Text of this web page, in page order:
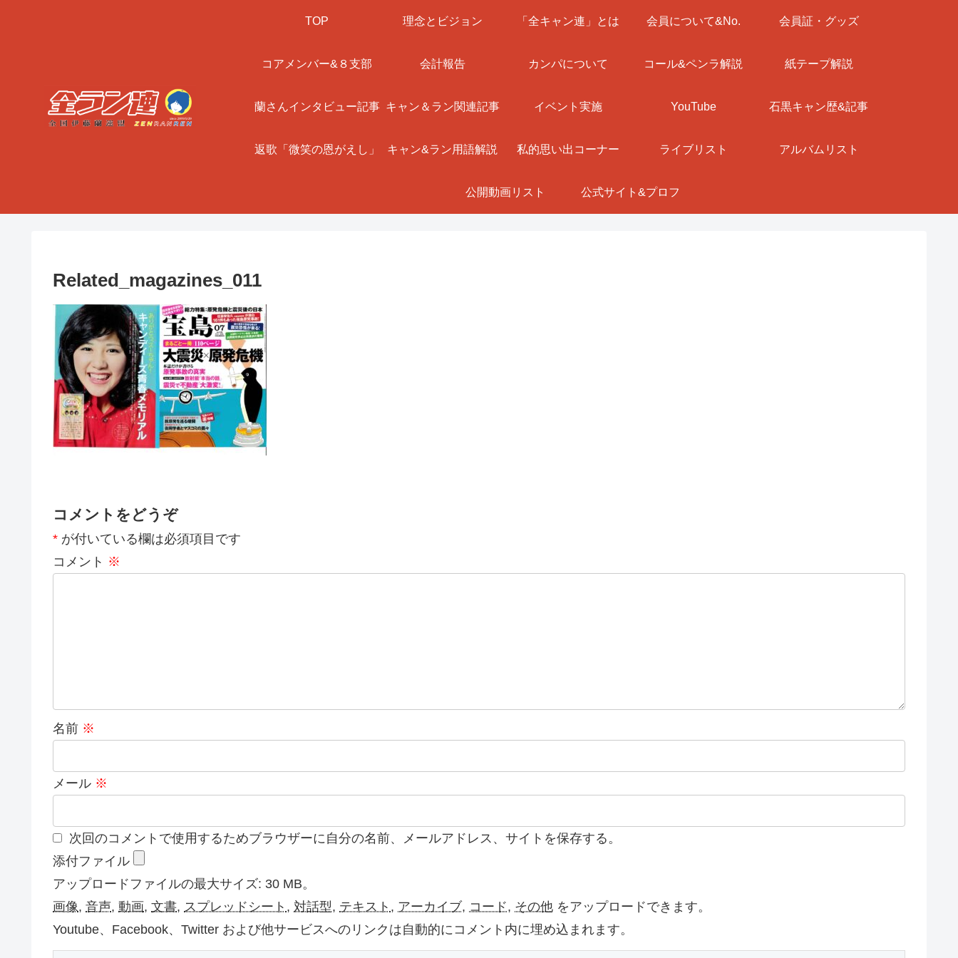
TOP 理念とビジョン 「全キャン連」とは 会員について&No. 会員証・グッズ
コアメンバー&８支部 会計報告 カンパについて コール&ペンラ解説 紙テープ解説
蘭さんインタビュー記事 キャン＆ラン関連記事 イベント実施 YouTube 石黒キャン歴&記事
返歌「微笑の恩がえし」 キャン&ラン用語解説 私的思い出コーナー ライブリスト アルバムリスト
公開動画リスト 公式サイト&プロフ
Related_magazines_011
コメントをどうぞ
* が付いている欄は必須項目です
コメント ※
名前 ※
メール ※
次回のコメントで使用するためブラウザーに自分の名前、メールアドレス、サイトを保存する。
添付ファイル
アップロードファイルの最大サイズ: 30 MB。
画像, 音声, 動画, 文書, スプレッドシート , 対話型, テキスト , アーカイブ, コード, その他 をアップロードできます。
Youtube、Facebook、Twitter および他サービスへのリンクは自動的にコメント内に埋め込まれます。